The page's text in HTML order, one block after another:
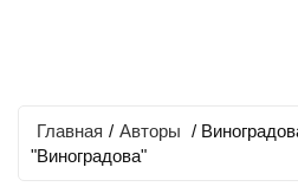
Главная / Авторы /
"Виноградова"